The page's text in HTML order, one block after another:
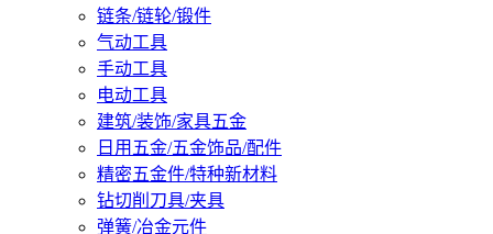
链条/链轮/锻件
气动工具
手动工具
电动工具
建筑/装饰/家具五金
日用五金/五金饰品/配件
精密五金件/特种新材料
钻切削刀具/夹具
弹簧/冶金元件